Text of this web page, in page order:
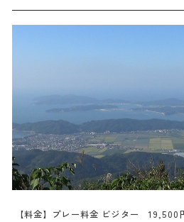
【料金】プレー料金 ビジター